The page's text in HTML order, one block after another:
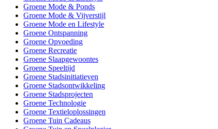
Groene Mode & Ponds
Groene Mode & Vijverstijl
Groene Mode en Lifestyle
Groene Ontspanning
Groene Opvoeding
Groene Recreatie
Groene Slaapgewoontes
Groene Speeltijd
Groene Stadsinitiatieven
Groene Stadsontwikkeling
Groene Stadsprojecten
Groene Technologie
Groene Textieloplossingen
Groene Tuin Cadeaus